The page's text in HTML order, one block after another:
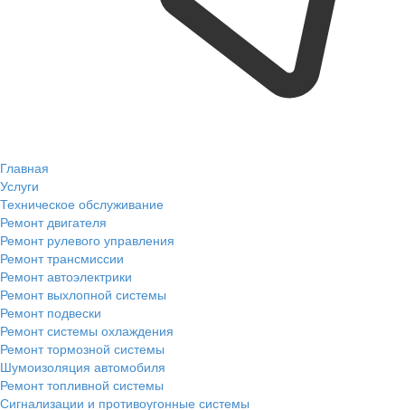
Главная
Услуги
Техническое обслуживание
Ремонт двигателя
Ремонт рулевого управления
Ремонт трансмиссии
Ремонт автоэлектрики
Ремонт выхлопной системы
Ремонт подвески
Ремонт системы охлаждения
Ремонт тормозной системы
Шумоизоляция автомобиля
Ремонт топливной системы
Сигнализации и противоугонные системы